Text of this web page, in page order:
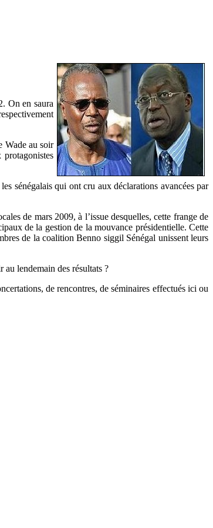
On en saura
Wade au soir
sénégalais qui ont cru aux déclarations avancées par
de mars 2009, à l’issue desquelles, cette frange de
de la gestion de la mouvance présidentielle. Cette
de la coalition Benno siggil Sénégal unissent leurs
lendemain des résultats ?
de rencontres, de séminaires effectués ici ou